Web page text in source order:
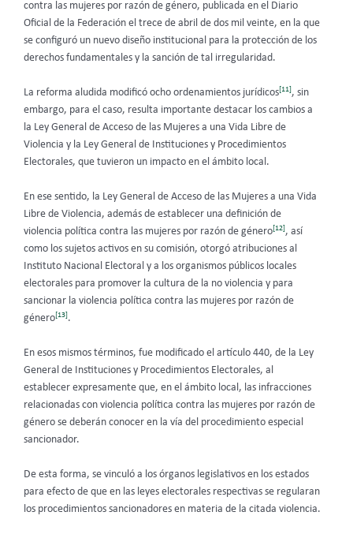
contra las mujeres por razón de género, publicada en el Diario
Oficial de la Federación el trece de abril de dos mil veinte, en la que
se configuró un nuevo diseño institucional para la protección de los
derechos fundamentales y la sanción de tal irregularidad.
La reforma aludida modificó ocho ordenamientos jurídicos[11], sin
embargo, para el caso, resulta importante destacar los cambios a
la Ley General de Acceso de las Mujeres a una Vida Libre de
Violencia y la Ley General de Instituciones y Procedimientos
Electorales, que tuvieron un impacto en el ámbito local.
En ese sentido, la Ley General de Acceso de las Mujeres a una Vida
Libre de Violencia, además de establecer una definición de
violencia política contra las mujeres por razón de género[12], así
como los sujetos activos en su comisión, otorgó atribuciones al
Instituto Nacional Electoral y a los organismos públicos locales
electorales para promover la cultura de la no violencia y para
sancionar la violencia política contra las mujeres por razón de
género[13].
En esos mismos términos, fue modificado el artículo 440, de la Ley
General de Instituciones y Procedimientos Electorales, al
establecer expresamente que, en el ámbito local, las infracciones
relacionadas con violencia política contra las mujeres por razón de
género se deberán conocer en la vía del procedimiento especial
sancionador.
De esta forma, se vinculó a los órganos legislativos en los estados
para efecto de que en las leyes electorales respectivas se regularan
los procedimientos sancionadores en materia de la citada violencia.